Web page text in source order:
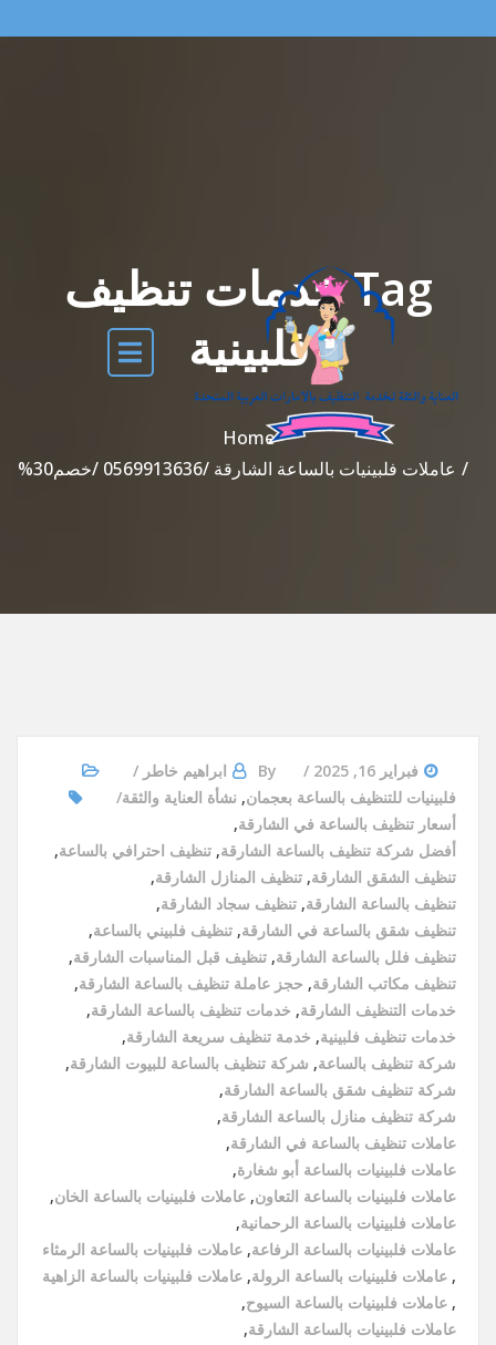
Tag خدمات تنظيف
فلبينية
Home
عاملات فلبينيات بالساعة الشارقة /0569913636 /خصم30%
فبراير 16, 2025 By
ابراهيم خاطر
فلبينيات للتنظيف بالساعة بعجمان, نشأة العناية والثقة
أسعار تنظيف بالساعة في الشارقة,
أفضل شركة تنظيف بالساعة الشارقة, تنظيف احترافي بالساعة,
تنظيف الشقق الشارقة, تنظيف المنازل الشارقة,
تنظيف بالساعة الشارقة, تنظيف سجاد الشارقة,
تنظيف شقق بالساعة في الشارقة, تنظيف فلبيني بالساعة,
تنظيف فلل بالساعة الشارقة, تنظيف قبل المناسبات الشارقة,
تنظيف مكاتب الشارقة, حجز عاملة تنظيف بالساعة الشارقة,
خدمات التنظيف الشارقة, خدمات تنظيف بالساعة الشارقة,
خدمات تنظيف فلبينية, خدمة تنظيف سريعة الشارقة,
شركة تنظيف بالساعة, شركة تنظيف بالساعة للبيوت الشارقة,
شركة تنظيف شقق بالساعة الشارقة,
شركة تنظيف منازل بالساعة الشارقة,
عاملات تنظيف بالساعة في الشارقة,
عاملات فلبينيات بالساعة أبو شغارة,
عاملات فلبينيات بالساعة التعاون, عاملات فلبينيات بالساعة الخان,
عاملات فلبينيات بالساعة الرحمانية,
عاملات فلبينيات بالساعة الرفاعة, عاملات فلبينيات بالساعة الرمثاء
, عاملات فلبينيات بالساعة الرولة, عاملات فلبينيات بالساعة الزاهية
, عاملات فلبينيات بالساعة السيوح,
عاملات فلبينيات بالساعة الشارقة,